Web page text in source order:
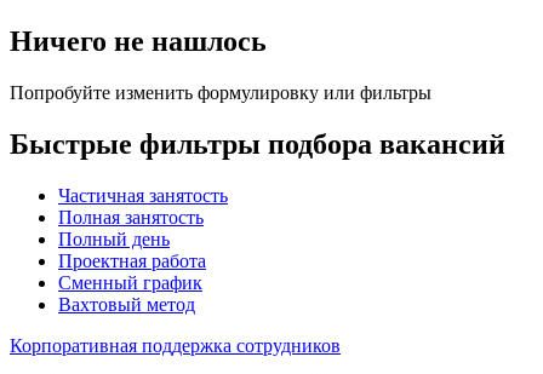
Ничего не нашлось
Попробуйте изменить формулировку или фильтры
Быстрые фильтры подбора вакансий
Частичная занятость
Полная занятость
Полный день
Проектная работа
Сменный график
Вахтовый метод
Корпоративная поддержка сотрудников